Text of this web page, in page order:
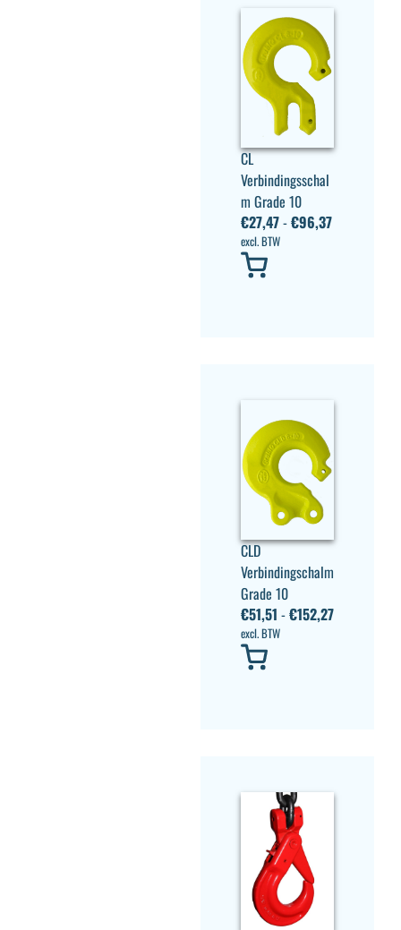
CL
Verbindingsschal
m Grade 10
€27,47-€96,37
excl. BTW
CLD
Verbindingschalm
Grade 10
€51,51 -€152,27
excl. BTW